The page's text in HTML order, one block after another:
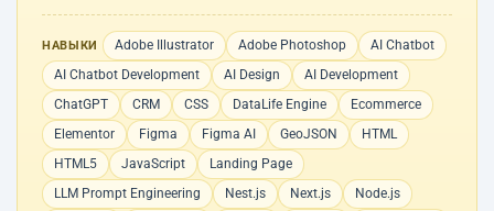
НАВЫКИ Adobe Illustrator Adobe Photoshop
AI Chatbot
AI Chatbot Development
AI Design
AI Development
ChatGPT
CRM CSS DataLife Engine
Ecommerce
Elementor
Figma Figma AI GeoJSON
HTML
HTML5
JavaScript
Landing Page
LLM Prompt Engineering
Nest.js Next.js
Node.js